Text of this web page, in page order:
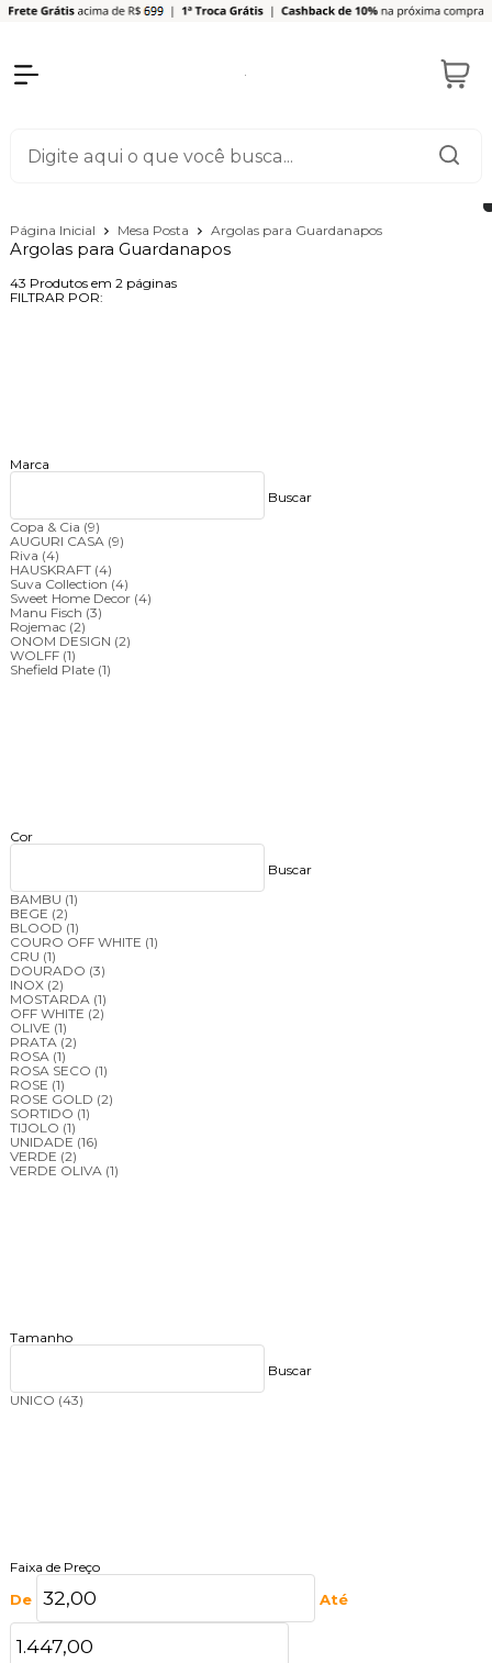
Página Inicial Mesa Posta Argolas para Guardanapos
Argolas para Guardanapos
43 Produtos em 2 páginas
FILTRAR POR:
Marca
Buscar
Copa & Cia (9)
AUGURI CASA (9)
Riva (4)
HAUSKRAFT (4)
Suva Collection (4)
Sweet Home Decor (4)
Manu Fisch (3)
Rojemac (2)
ONOM DESIGN (2)
WOLFF (1)
Shefield Plate (1)
Cor
Buscar
BAMBU (1)
BEGE (2)
BLOOD (1)
COURO OFF WHITE (1)
CRU (1)
DOURADO (3)
INOX (2)
MOSTARDA (1)
OFF WHITE (2)
OLIVE (1)
PRATA (2)
ROSA (1)
ROSA SECO (1)
ROSE (1)
ROSE GOLD (2)
SORTIDO (1)
TIJOLO (1)
UNIDADE (16)
VERDE (2)
VERDE OLIVA (1)
Tamanho
Buscar
UNICO (43)
Faixa de Preço
De Até